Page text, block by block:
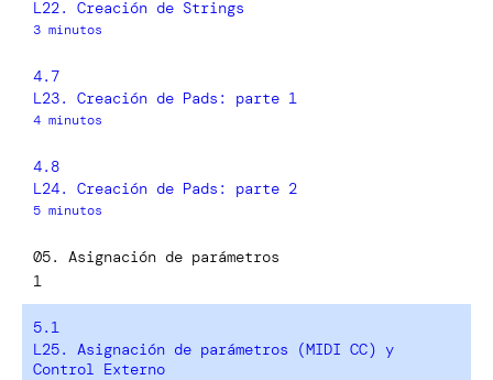
L22. Creación de Strings
3 minutos
4.7
L23. Creación de Pads: parte 1
4 minutos
4.8
L24. Creación de Pads: parte 2
5 minutos
05. Asignación de parámetros
1
5.1
L25. Asignación de parámetros (MIDI CC) y
Control Externo